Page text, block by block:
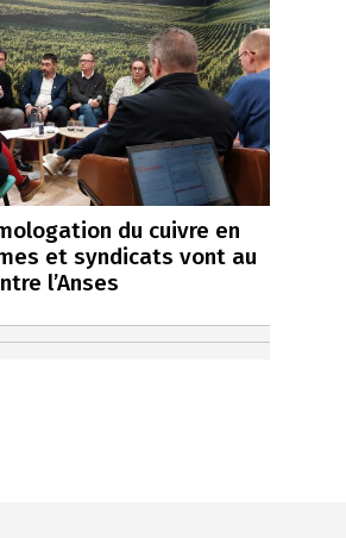
du cuivre en
et syndicats vont au
l’Anses